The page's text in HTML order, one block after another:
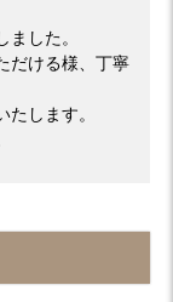
した。
だける様、丁寧
します。